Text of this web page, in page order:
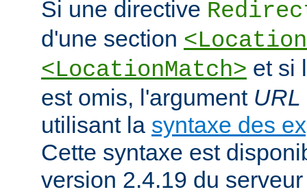
Si une directive
d'une section
<LocationMatch> et si
est omis, l'argument URL
utilisant la syntaxe des
Cette syntaxe est
version 2.4.19 du